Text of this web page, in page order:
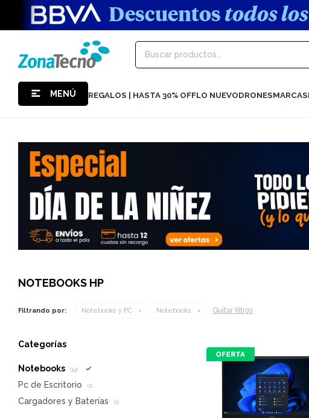
MENÚ REGALOS | HASTA 30% OFFLO NUEVODRONESMARCAS
NOTEBOOKS HP
Filtrando por: Notebooks y PC Notebooks Quitar filtros
Categorías
Notebooks (14)
Pc de Escritorio (1)
Cargadores y Baterías (1)